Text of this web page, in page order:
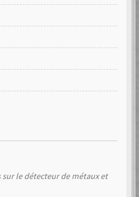
le détecteur de métaux et